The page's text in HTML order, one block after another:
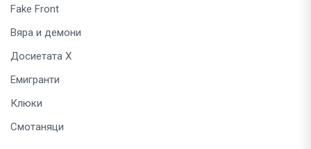
Fake Front
Вяра и демони
Досиетата Х
Емигранти
Клюки
Смотаняци